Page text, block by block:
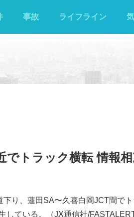
事故 ライフライン
でトラック横転 情報
り、蓮田SA〜久喜白岡JCT間で
ている。（JX通信社/FASTALERT